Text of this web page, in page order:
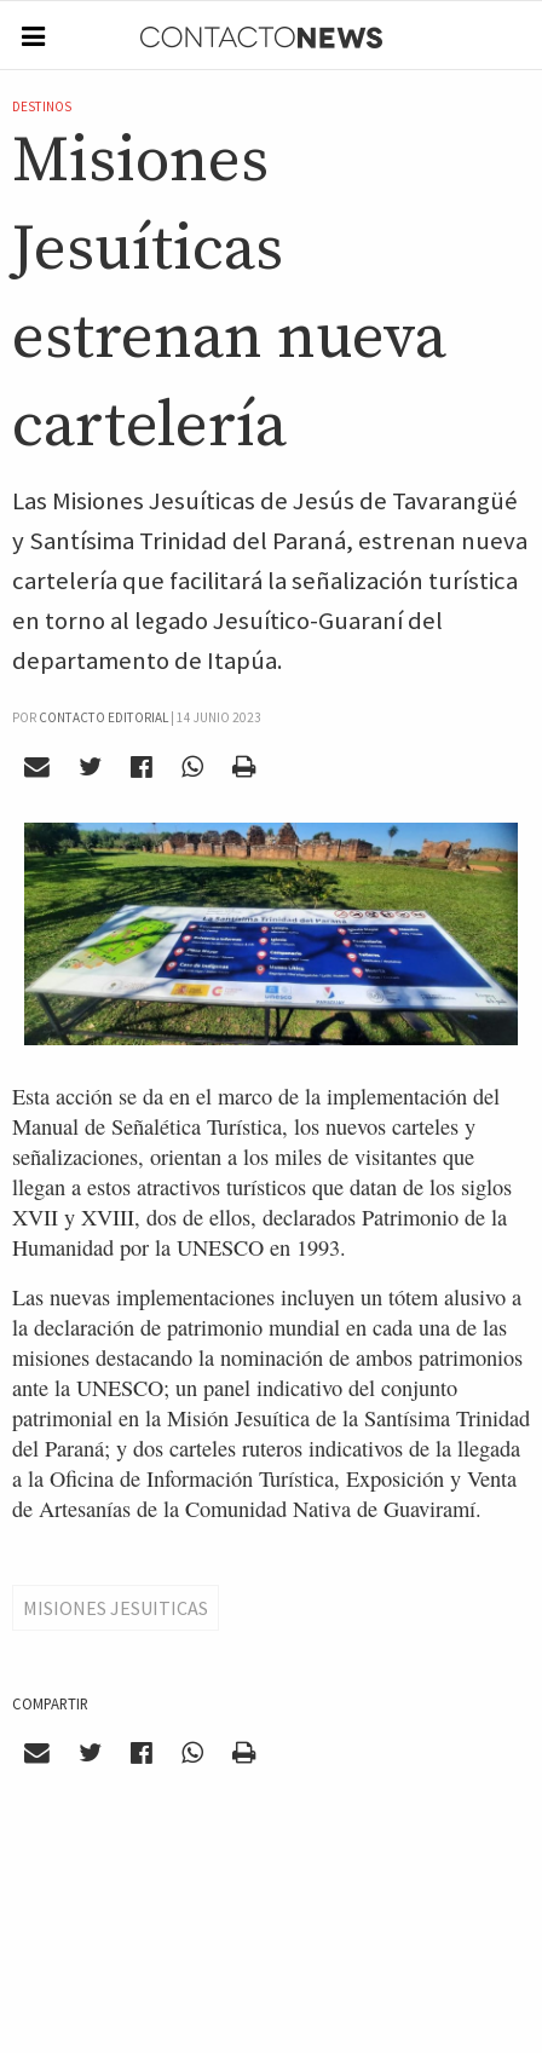
DESTINOS
Misiones
Jesuíticas
estrenan nueva
cartelería
Las Misiones Jesuíticas de Jesús de Tavarangüé
y Santísima Trinidad del Paraná, estrenan nueva
cartelería que facilitará la señalización turística
en torno al legado Jesuítico-Guaraní del
departamento de Itapúa.
POR CONTACTO EDITORIAL| 14 JUNIO 2023
Esta acción se da en el marco de la implementación del
Manual de Señalética Turística, los nuevos carteles y
señalizaciones, orientan a los miles de visitantes que
llegan a estos atractivos turísticos que datan de los siglos
XVII y XVIII, dos de ellos, declarados Patrimonio de la
Humanidad por la UNESCO en 1993.
Las nuevas implementaciones incluyen un tótem alusivo a
la declaración de patrimonio mundial en cada una de las
misiones destacando la nominación de ambos patrimonios
ante la UNESCO; un panel indicativo del conjunto
patrimonial en la Misión Jesuítica de la Santísima Trinidad
del Paraná; y dos carteles ruteros indicativos de la llegada
a la Oficina de Información Turística, Exposición y Venta
de Artesanías de la Comunidad Nativa de Guaviramí.
MISIONES JESUITICAS
COMPARTIR